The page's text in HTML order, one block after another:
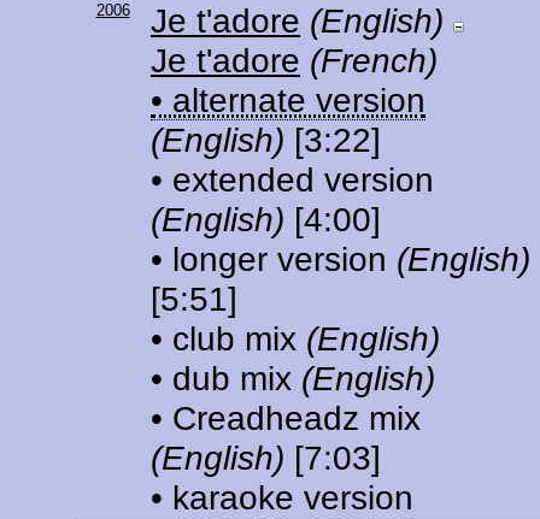
2006 Je t'adore (English)
Je t'adore (French)
• alternate version
(English) [3:22]
• extended version
(English) [4:00]
• longer version (English)
[5:51]
• club mix (English)
• dub mix (English)
• Creadheadz mix
(English) [7:03]
• karaoke version